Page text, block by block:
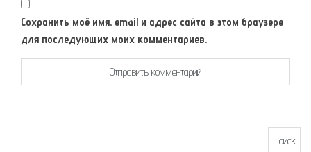
Сохранить моё имя, email и адрес сайта в этом браузере
для последующих моих комментариев.